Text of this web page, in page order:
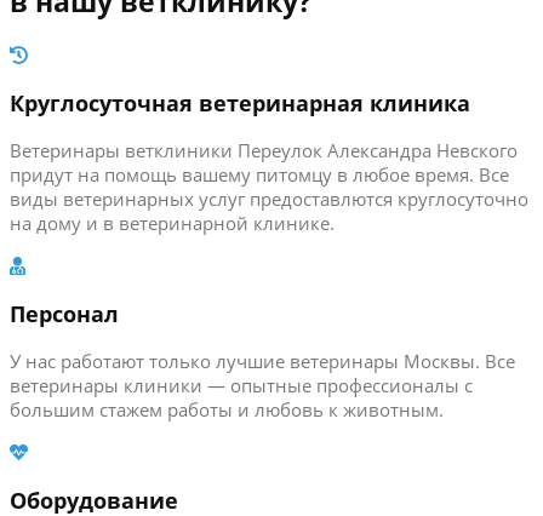
Круглосуточная ветеринарная клиника
Ветеринары ветклиники Переулок Александра Невского
придут на помощь вашему питомцу в любое время. Все
виды ветеринарных услуг предоставлются круглосуточно
на дому и в ветеринарной клинике.
Персонал
У нас работают только лучшие ветеринары Москвы. Все
ветеринары клиники — опытные профессионалы с
большим стажем работы и любовь к животным.
Оборудование